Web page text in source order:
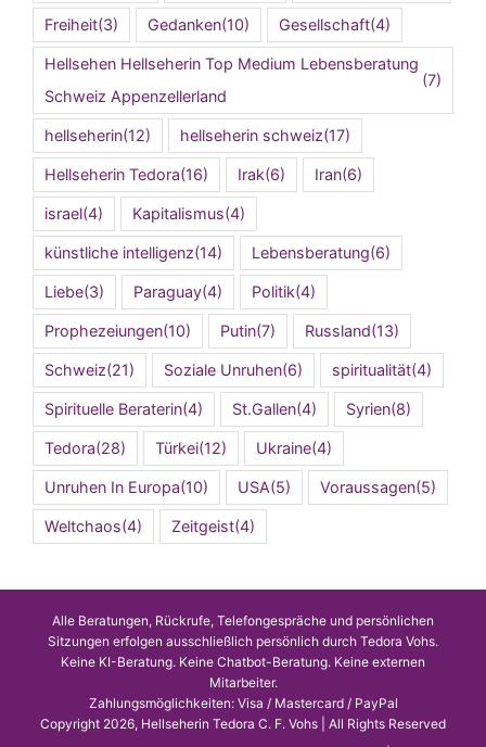
Freiheit(3) Gedanken(10) Gesellschaft(4)
Hellsehen Hellseherin Top Medium Lebensberatung
Schweiz Appenzellerland
(7)
hellseherin(12) hellseherin schweiz(17)
Hellseherin Tedora(16) Irak(6) Iran(6)
israel(4) Kapitalismus(4)
künstliche intelligenz(14) Lebensberatung(6)
Liebe(3) Paraguay(4) Politik(4)
Prophezeiungen(10) Putin(7) Russland(13)
Schweiz(21) Soziale Unruhen(6) spiritualität(4)
Spirituelle Beraterin(4) St.Gallen(4) Syrien(8)
Tedora(28) Türkei(12) Ukraine(4)
Unruhen In Europa(10) USA(5) Voraussagen(5)
Weltchaos(4) Zeitgeist(4)
Alle Beratungen, Rückrufe, Telefongespräche und persönlichen
Sitzungen erfolgen ausschließlich persönlich durch Tedora Vohs.
Keine KI-Beratung. Keine Chatbot-Beratung. Keine externen
Mitarbeiter.
Zahlungsmöglichkeiten: Visa / Mastercard / PayPal
Copyright 2026, Hellseherin Tedora C. F. Vohs | All Rights Reserved